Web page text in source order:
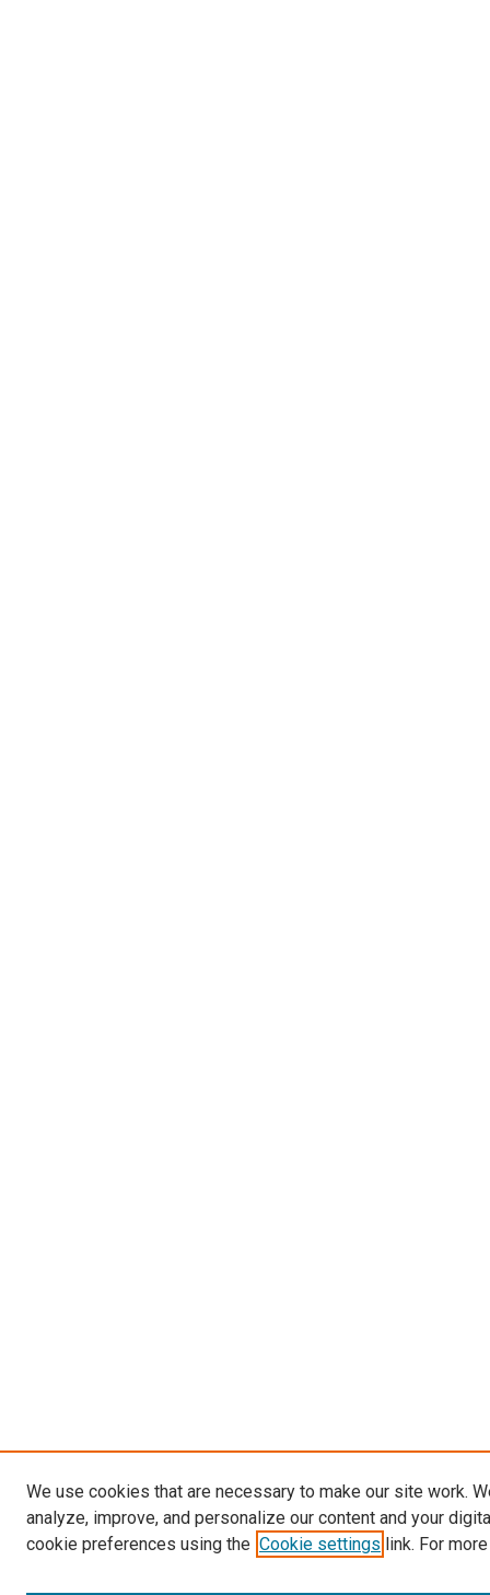
We use cookies that are necessary to make our site work.
analyze, improve, and personalize our content and your
cookie preferences using the Cookie settings link. For